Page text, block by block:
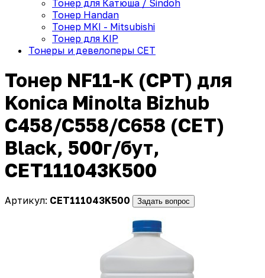
Тонер для Катюша / Sindoh
Тонер Handan
Тонер MKI - Mitsubishi
Тонер для KIP
Тонеры и девелоперы CET
Тонер NF11-K (CPT) для
Konica Minolta Bizhub
C458/C558/C658 (CET)
Black, 500г/бут,
CET111043K500
Артикул: CET111043K500 Задать вопрос